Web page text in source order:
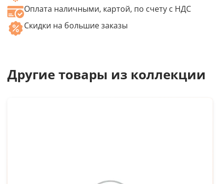
Оплата наличными, картой, по счету с НДС
Скидки на большие заказы
Другие товары из коллекции